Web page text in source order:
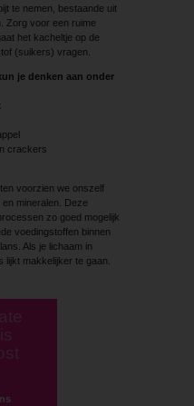
te nemen, bestaande uit
Zorg voor een ruime
het kacheltje op de
(suikers) vragen.
je denken aan onder
crackers
voorzien we onszelf
mineralen. Deze
zo goed mogelijk
voedingstoffen binnen
Als je lichaam in
lijkt makkelijker te gaan.